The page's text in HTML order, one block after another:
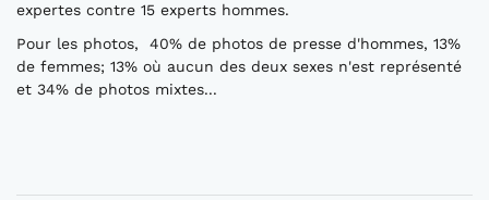
expertes contre 15 experts hommes.
Pour les photos, 40% de photos de presse d'hommes, 13%
de femmes; 13% où aucun des deux sexes n'est représenté
et 34% de photos mixtes...